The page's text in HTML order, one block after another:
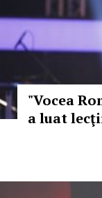
"Vocea
a luat